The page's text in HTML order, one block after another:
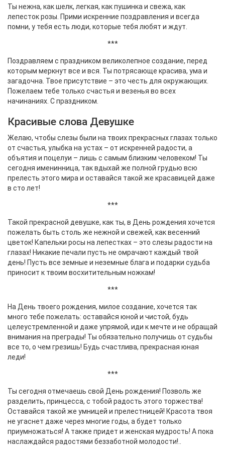
Ты нежна, как шелк, легкая, как пушинка и свежа, как
лепесток розы. Прими искренние поздравления и всегда
помни, у тебя есть люди, которые тебя любят и ждут.
***
Поздравляем с праздником великолепное создание, перед
которым меркнут все и вся. Ты потрясающе красива, ума и
загадочна. Твое присутствие – это честь для окружающих.
Пожелаем тебе только счастья и везенья во всех
начинаниях. С праздником.
Красивые слова Девушке
Желаю, чтобы слезы были на твоих прекрасных глазах только
от счастья, улыбка на устах – от искренней радости, а
объятия и поцелуи – лишь с самым близким человеком! Ты
сегодня именинница, так вдыхай же полной грудью всю
прелесть этого мира и оставайся такой же красавицей даже
в сто лет!
***
Такой прекрасной девушке, как ты, в День рождения хочется
пожелать быть столь же нежной и свежей, как весенний
цветок! Капельки росы на лепестках – это слезы радости на
глазах! Никакие печали пусть не омрачают каждый твой
день! Пусть все земные и неземные блага и подарки судьба
приносит к твоим восхитительным ножкам!
***
На День твоего рождения, милое создание, хочется так
много тебе пожелать: оставайся юной и чистой, будь
целеустремленной и даже упрямой, иди к мечте и не обращай
внимания на преграды! Ты обязательно получишь от судьбы
все то, о чем грезишь! Будь счастлива, прекрасная юная
леди!
***
Ты сегодня отмечаешь свой День рождения! Позволь же
разделить, принцесса, с тобой радость этого торжества!
Оставайся такой же умницей и прелестницей! Красота твоя
не угаснет даже через многие годы, а будет только
приумножаться! А также придет и женская мудрость! А пока
наслаждайся радостями беззаботной молодости!..